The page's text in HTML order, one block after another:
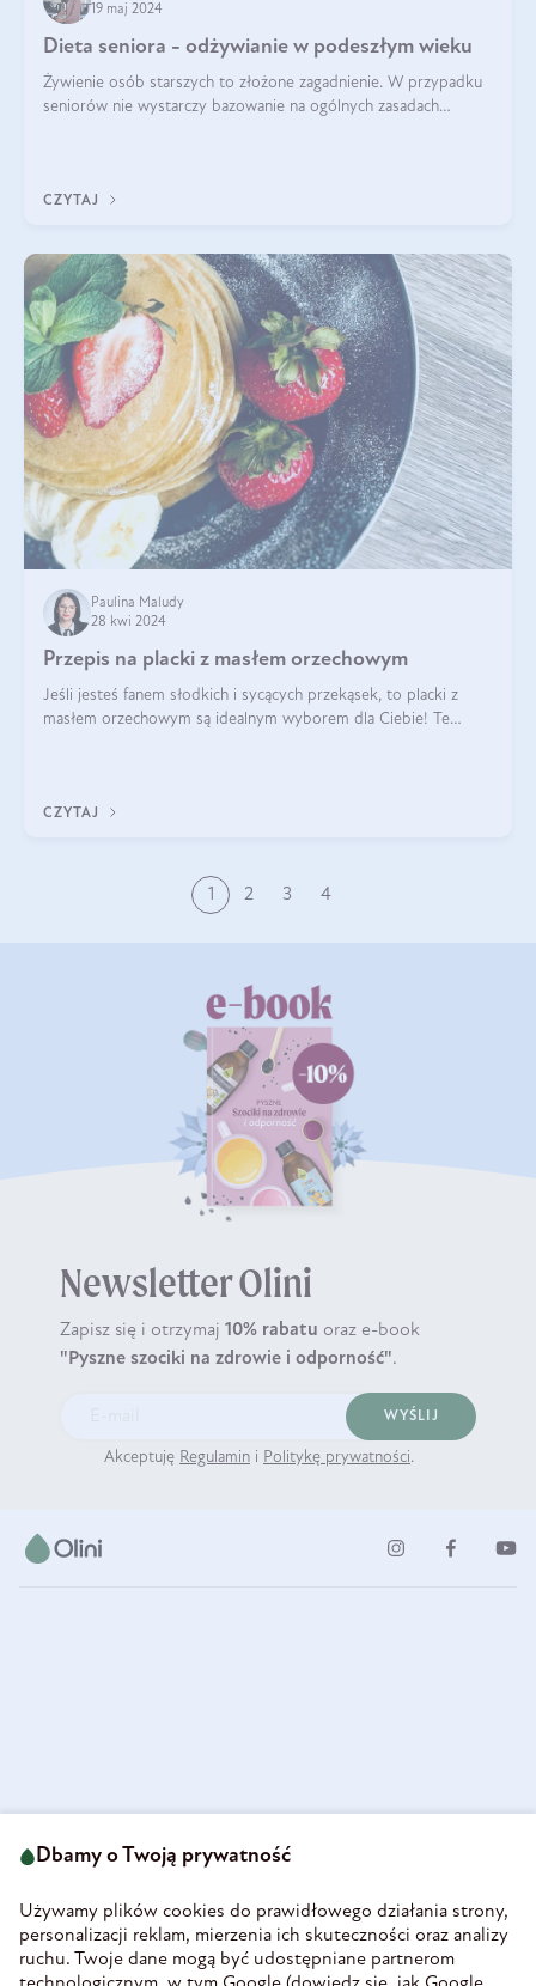
19 maj 2024
Dieta seniora - odżywianie w podeszłym wieku
Żywienie osób starszych to złożone zagadnienie. W przypadku
seniorów nie wystarczy bazowanie na ogólnych zasadach
CZYTAJ
Paulina Maludy
28 kwi 2024
Przepis na placki z masłem orzechowym
Jeśli jesteś fanem słodkich i sycących przekąsek, to placki z
masłem orzechowym są idealnym wyborem dla Ciebie! Te
CZYTAJ
1 2 3 4
Newsletter Olini
Zapisz się i otrzymaj 10% rabatu oraz e-book
"Pyszne szociki na zdrowie i odporność".
WYŚLIJ
Akceptuję Regulamin i Politykę prywatności.
58-160 Świebodzice
REGON 890213034
INFORMACJE
Dbamy o Twoją prywatność
Używamy plików cookies do prawidłowego działania strony,
personalizacji reklam, mierzenia ich skuteczności oraz analizy
ruchu. Twoje dane mogą być udostępniane partnerom